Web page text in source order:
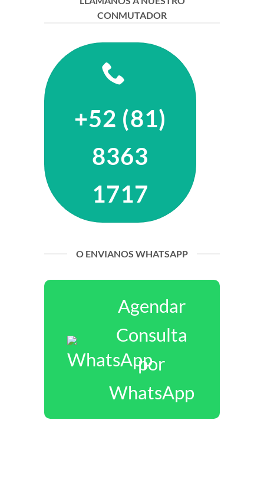
CONMUTADOR
+52 (81)
8363
1717
O ENVIANOS WHATSAPP
Agendar
Consulta
por
WhatsApp